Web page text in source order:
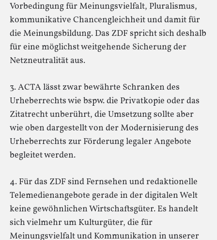
Vorbedingung für Meinungsvielfalt, Pluralismus,
kommunikative Chancengleichheit und damit für
die Meinungsbildung. Das ZDF spricht sich deshalb
für eine möglichst weitgehende Sicherung der
Netzneutralität aus.
3. ACTA lässt zwar bewährte Schranken des
Urheberrechts wie bspw. die Privatkopie oder das
Zitatrecht unberührt, die Umsetzung sollte aber
wie oben dargestellt von der Modernisierung des
Urheberrechts zur Förderung legaler Angebote
begleitet werden.
4. Für das ZDF sind Fernsehen und redaktionelle
Telemedienangebote gerade in der digitalen Welt
keine gewöhnlichen Wirtschaftsgüter. Es handelt
sich vielmehr um Kulturgüter, die für
Meinungsvielfalt und Kommunikation in unserer